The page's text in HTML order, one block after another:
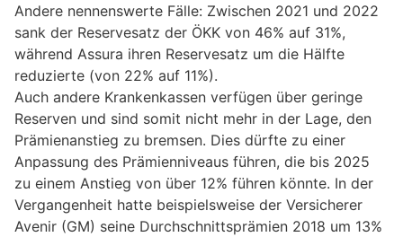
Andere nennenswerte Fälle: Zwischen 2021 und 2022
sank der Reservesatz der ÖKK von 46% auf 31%,
während Assura ihren Reservesatz um die Hälfte
reduzierte (von 22% auf 11%).
Auch andere Krankenkassen verfügen über geringe
Reserven und sind somit nicht mehr in der Lage, den
Prämienanstieg zu bremsen. Dies dürfte zu einer
Anpassung des Prämienniveaus führen, die bis 2025
zu einem Anstieg von über 12% führen könnte. In der
Vergangenheit hatte beispielsweise der Versicherer
Avenir (GM) seine Durchschnittsprämien 2018 um 13%